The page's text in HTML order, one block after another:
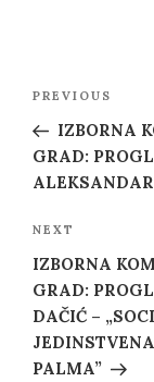
Previous
Post
PREVIOUS
IZBORNA
GRAD:
Next
Post
NEXT
IZBORNA
GRAD:
DAČIĆ –
PALMA”